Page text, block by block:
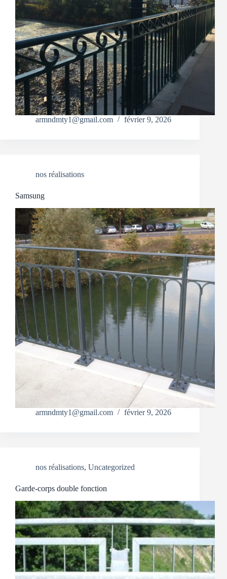
armndmty1@gmail.com février 9, 2026
nos réalisations
Samsung
armndmty1@gmail.com février 9, 2026
nos réalisations, Uncategorized
Garde-corps double fonction